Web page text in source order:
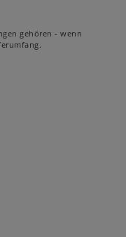
gehören - wenn